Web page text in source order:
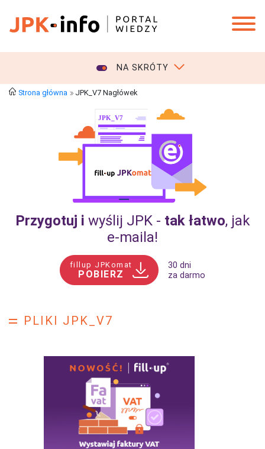
NA SKRÓTY
Strona główna JPK_V7 Nagłówek
Przygotuj i wyślij JPK - tak łatwo, jak
e‑maila!
fillup JPKomat
POBIERZ
30 dni
za darmo
PLIKI JPK_V7